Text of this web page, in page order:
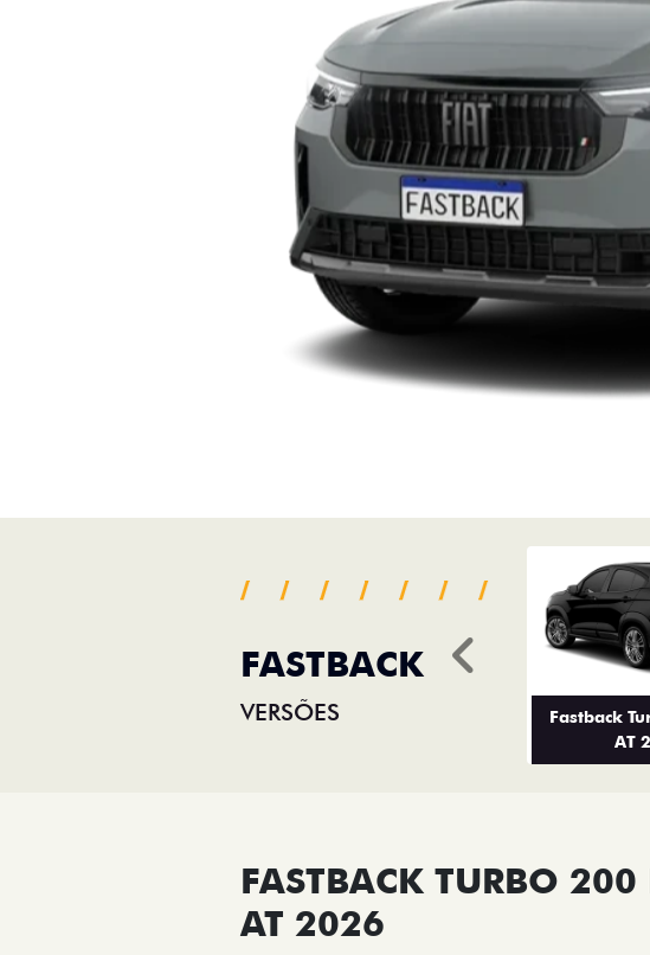
FASTBACK
VERSÕES
Fastback
AT
Anterior
FASTBACK TURBO 200
AT 2026